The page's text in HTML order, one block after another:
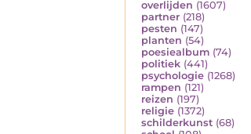
overlijden (1607)
partner (218)
pesten (147)
planten (54)
poesiealbum (74)
politiek (441)
psychologie (1268)
rampen (121)
reizen (197)
religie (1372)
schilderkunst (68)